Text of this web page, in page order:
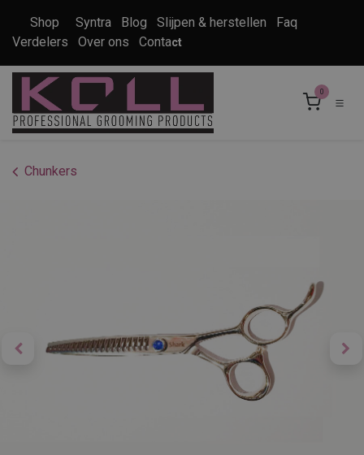
Shop Syntra Blog Slijpen & herstellen
Faq
Verdelers
Over ons Contact
0
Chunkers